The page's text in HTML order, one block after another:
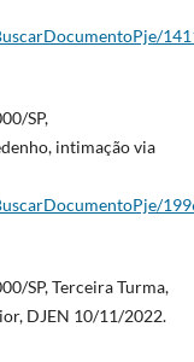
SP,
intimação via
SP, Terceira Turma,
DJEN 10/11/2022.